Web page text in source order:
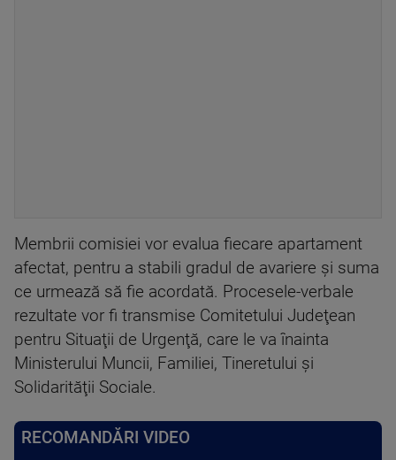
Membrii comisiei vor evalua fiecare apartament
afectat, pentru a stabili gradul de avariere şi suma
ce urmează să fie acordată. Procesele-verbale
rezultate vor fi transmise Comitetului Judeţean
pentru Situaţii de Urgenţă, care le va înainta
Ministerului Muncii, Familiei, Tineretului şi
Solidarităţii Sociale.
RECOMANDĂRI VIDEO